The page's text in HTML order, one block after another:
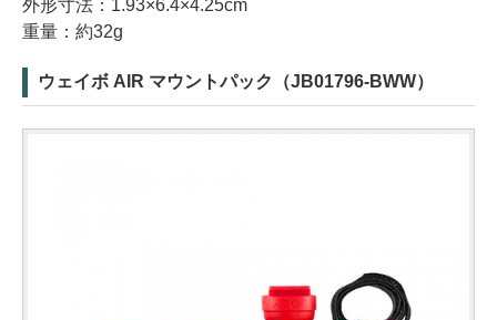
外形寸法：1.93×6.4×4.25cm
重量：約32g
ウェイボ AIR マウントパック（JB01796-BWW）